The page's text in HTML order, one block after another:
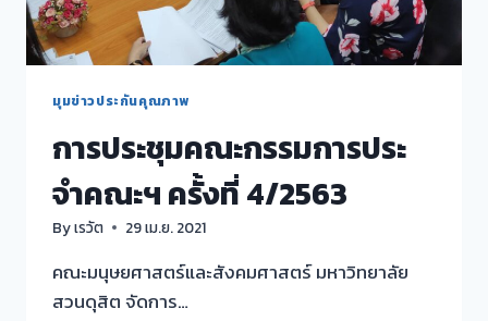
มุมข่าวประกันคุณภาพ
การประชุมคณะกรรมการประ
จำคณะฯ ครั้งที่ 4/2563
Byเรวัต 29 เม.ย. 2021
คณะมนุษยศาสตร์และสังคมศาสตร์ มหาวิทยาลัย
สวนดุสิต จัดการ…